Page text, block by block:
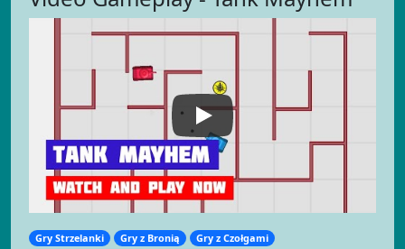
Gry Strzelanki Gry z Bronią
Gry z Czołgami